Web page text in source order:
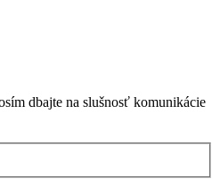
dbajte na slušnosť komunikácie